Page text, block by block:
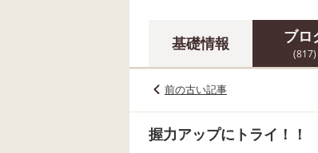
基礎情報 ブロ
(817)
前の古い記事
握力アップにトライ！！